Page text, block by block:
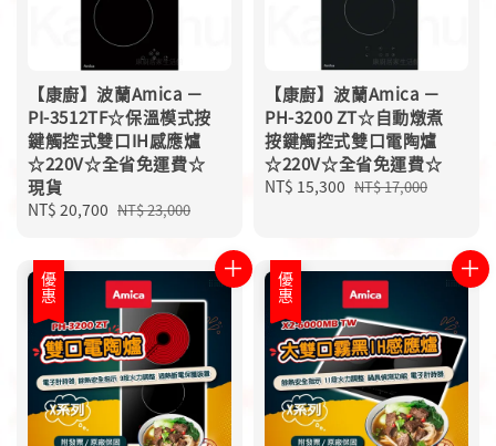
【康廚】波蘭Amica －
PI-3512TF☆保溫模式按
鍵觸控式雙口IH感應爐
☆220V☆全省免運費☆
現貨
Sale
NT$ 20,700 Regular
NT$ 23,000
【康廚】波蘭Amica －
PH-3200 ZT☆自動燉煮
按鍵觸控式雙口電陶爐
☆220V☆全省免運費☆
Sale
NT$ 15,300 Regular
NT$ 17,000
優惠 優惠